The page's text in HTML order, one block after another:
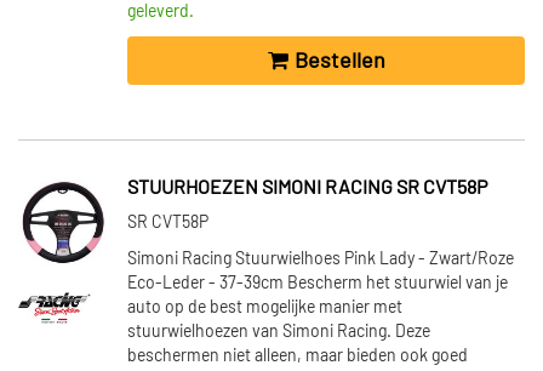
geleverd.
Bestellen
STUURHOEZEN SIMONI RACING SR CVT58P
SR CVT58P
Simoni Racing Stuurwielhoes Pink Lady - Zwart/Roze
Eco-Leder - 37-39cm Bescherm het stuurwiel van je
auto op de best mogelijke manier met
stuurwielhoezen van Simoni Racing. Deze
beschermen niet alleen, maar bieden ook goed